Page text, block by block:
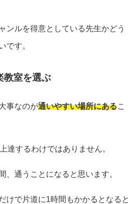
ンルを得意としている先生かどう
です。
室を選ぶ
事なのが通いやすい場所にあるこ
達するわけではありません。
、通うことになると思います。
けで片道に1時間もかかるとなると